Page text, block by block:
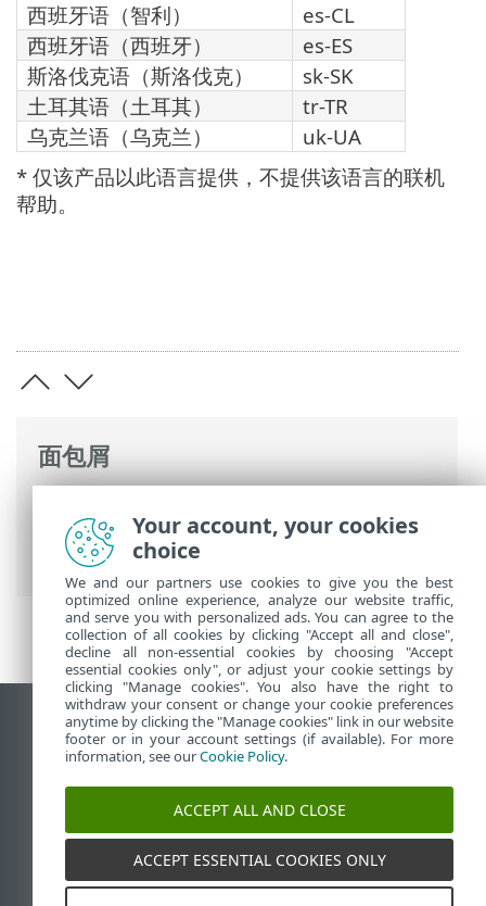
面包屑
规格> 受支持的 Web 浏览器、ESET 安全产
品和语言
西班牙语（智利）
es-CL
西班牙语（西班牙）
es-ES
斯洛伐克语（斯洛伐克）
sk-SK
土耳其语（土耳其）
tr-TR
乌克兰语（乌克兰）
uk-UA
* 仅该产品以此语言提供，不提供该语言的联机
帮助。
查看桌面站点
End of Life
ESET 知识库
ESET Status Portal
区域支持
Your account, your cookies
choice
We and our partners use cookies to give you the best
optimized online experience, analyze our website traffic,
and serve you with personalized ads. You can agree to the
collection of all cookies by clicking "Accept all and close",
decline all non-essential cookies by choosing "Accept
essential cookies only", or adjust your cookie settings by
clicking "Manage cookies". You also have the right to
withdraw your consent or change your cookie preferences
anytime by clicking the "Manage cookies" link in our website
footer or in your account settings (if available). For more
information, see ourCookie Policy.
ACCEPT ALL AND CLOSE
ACCEPT ESSENTIAL COOKIES ONLY